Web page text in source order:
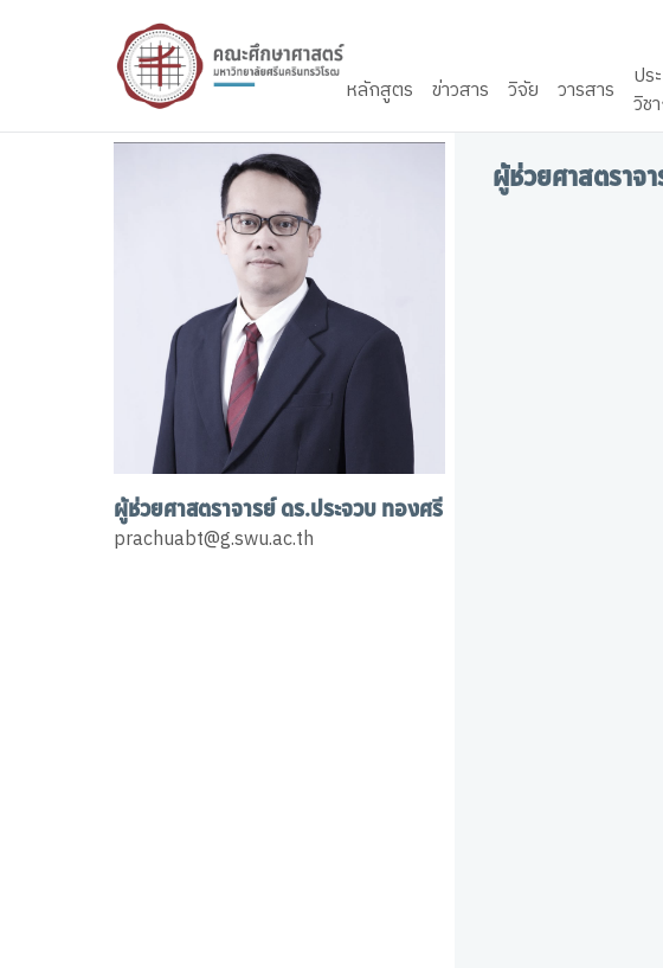
Skip to content
หลักสูตร
ข่าวสาร วิจัย วารสาร
ปร
วิช
ผู้ช่วยศาสตราจารย์ ดร.ประจวบ ทองศรี
prachuabt@g.swu.ac.th
ผู้ช่วยศาสตราจ